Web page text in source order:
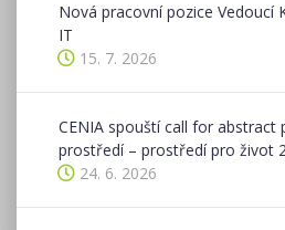
Nová pracovní pozice Vedoucí
IT
15. 7. 2026
CENIA spouští call for abstract
prostředí – prostředí pro život
24. 6. 2026